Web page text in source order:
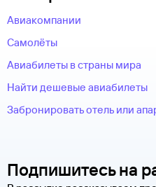
Авиакомпании
Самолёты
Авиабилеты в страны мира
Найти дешевые авиабилеты
Забронировать отель или
Подпишитесь на